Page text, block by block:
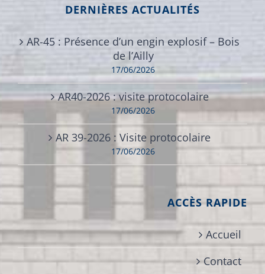
DERNIÈRES ACTUALITÉS
AR-45 : Présence d’un engin explosif – Bois
de l’Ailly
17/06/2026
AR40-2026 : visite protocolaire
17/06/2026
AR 39-2026 : Visite protocolaire
17/06/2026
ACCÈS RAPIDE
Accueil
Contact